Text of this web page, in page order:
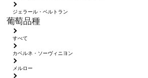
ジェラール・ベルトラン
葡萄品種
すべて
カベルネ・ソーヴィニヨン
メルロー